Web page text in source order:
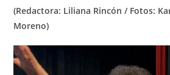
(Redactora: Liliana Rincón / Fotos:
Moreno)